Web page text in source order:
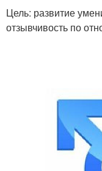
Цель: развитие
отзывчивость по